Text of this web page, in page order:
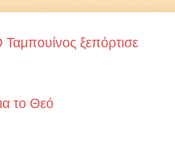
Ταμπουίνος ξεπόρτισε
το Θεό